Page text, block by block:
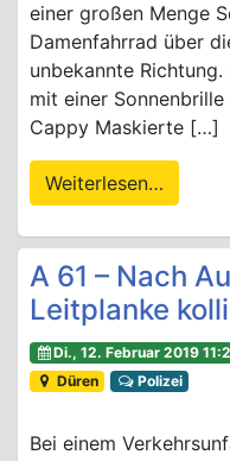
einer großen Menge
Damenfahrrad über
unbekannte
mit einer
Cappy Maskierte […]
Weiterlesen…
A 61 – Nach
Leitplanke
Di., 12. Februar 2019
Düren
Polizei
Bei einem